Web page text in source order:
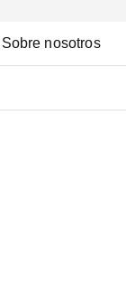
Sobre nosotros